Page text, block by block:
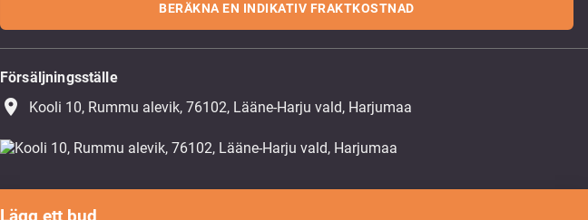
BERÄKNA EN INDIKATIV FRAKTKOSTNAD
Försäljningsställe
place Kooli 10, Rummu alevik, 76102, Lääne-Harju vald, Harjumaa